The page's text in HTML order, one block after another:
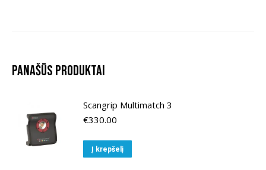
Panašūs produktai
Scangrip Multimatch 3
€330.00
Į krepšelį